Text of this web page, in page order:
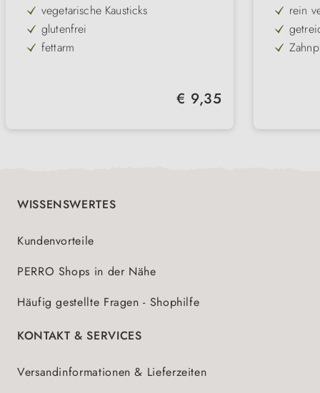
vegetarische Kausticks
glutenfrei
fettarm
Regulärer Preis:
€ 9,35
rein
WISSENSWERTES
Kundenvorteile
PERRO Shops in der Nähe
Häufig gestellte Fragen - Shophilfe
KONTAKT & SERVICES
Versandinformationen & Lieferzeiten